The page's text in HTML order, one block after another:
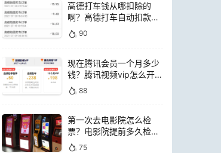
高德打车钱从哪扣除的
啊？高德打车自动扣款是
扣哪里的钱
90
现在腾讯会员一个月多少
钱？腾讯视频vip怎么开通
便宜88
第一次去电影院怎么检
票？电影院提前多久检票
进场75